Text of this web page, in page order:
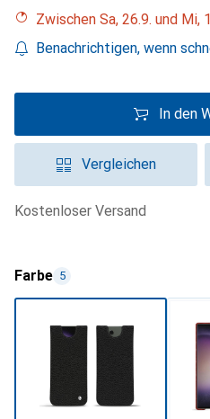
Zwischen Sa, 26.9. und
Benachrichtigen, wenn
In den
Vergleichen
kostenloser Versand
Farbe 5